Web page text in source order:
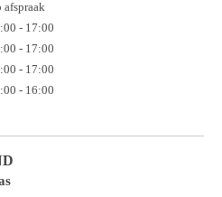
afspraak
- 17:00
- 17:00
- 17:00
- 16:00